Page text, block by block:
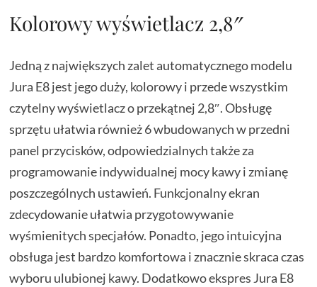
Kolorowy wyświetlacz 2,8″
Jedną z największych zalet automatycznego modelu
Jura E8 jest jego duży, kolorowy i przede wszystkim
czytelny wyświetlacz o przekątnej 2,8″. Obsługę
sprzętu ułatwia również 6 wbudowanych w przedni
panel przycisków, odpowiedzialnych także za
programowanie indywidualnej mocy kawy i zmianę
poszczególnych ustawień. Funkcjonalny ekran
zdecydowanie ułatwia przygotowywanie
wyśmienitych specjałów. Ponadto, jego intuicyjna
obsługa jest bardzo komfortowa i znacznie skraca czas
wyboru ulubionej kawy. Dodatkowo ekspres Jura E8